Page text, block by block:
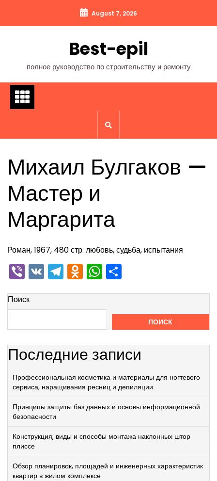
содержимому
August 7, 2026
Best-epil
полное руководство по строительству и ремонту
Михаил Булгаков —
Мастер и
Маргарита
Роман, 1967, 480 стр. любовь, судьба, испытания
Viber
VKTelegram
Odnoklassniki
WhatsApp
Поиск
ПОИСК
Последние записи
Профессиональная косметика и материалы для ногтевого
сервиса, наращивания ресниц и депиляции
Принципы защиты баз данных и основы информационной
безопасности
Конструкция, виды и способы монтажа наклонных штор
плиссе
Обзор планировок, площадей и инженерных характеристик
квартир в жилом комплексе